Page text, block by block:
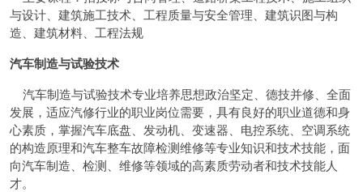
与设计、建筑施工技术、工程质量与安全管理、建筑识图与构
造、建筑材料、工程法规
汽车制造与试验技术
汽车制造与试验技术专业培养思想政治坚定、德技并修、全面
发展，适应汽修行业的职业岗位需要，具有良好的职业道德和身
心素质，掌握汽车底盘、发动机、变速器、电控系统、空调系统
的构造原理和汽车整车故障检测维修等专业知识和技术技能，面
向汽车制造、检测、维修等领域的高素质劳动者和技术技能人
才。